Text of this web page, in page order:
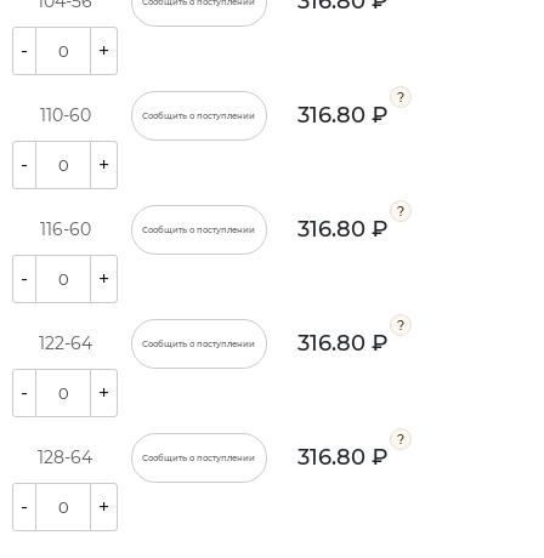
- +
110-60 Сообщить о поступлении 316.80 ₽
- +
116-60 Сообщить о поступлении 316.80 ₽
- +
122-64 Сообщить о поступлении 316.80 ₽
- +
128-64 Сообщить о поступлении 316.80 ₽
- +